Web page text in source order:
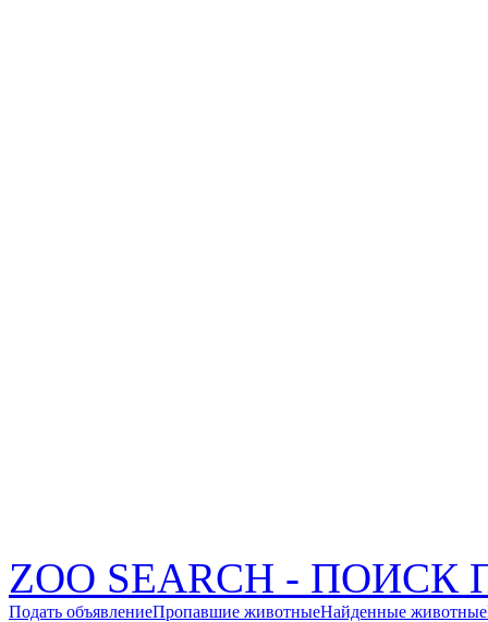
ZOO SEARCH -
Подать объявлениеПропавшие животныеНайденные животные